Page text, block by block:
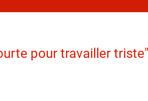
pour travailler triste"